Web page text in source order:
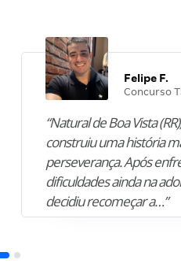
Felipe F.
Concurso
“Natural de Boa Vista
construiu uma história
perseverança. Após
dificuldades ainda na
decidiu recomeçar a…”